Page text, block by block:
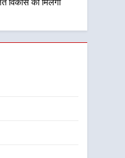
की जाएगी भर्ती
आर्थिक कॉरिडोर
ग्रीनफील्ड
विकास को मिलेगी